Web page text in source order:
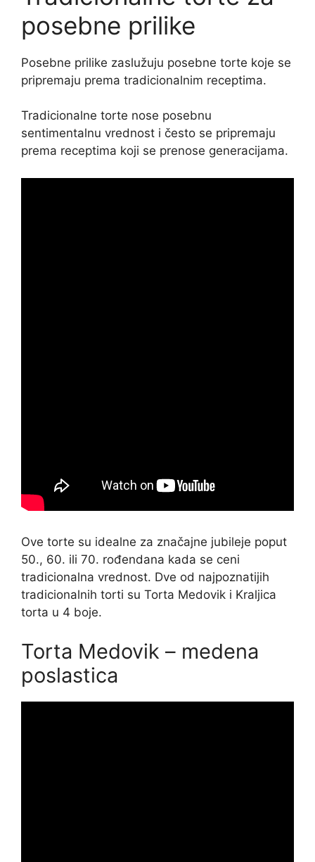
posebne prilike
Posebne prilike zaslužuju posebne torte koje se
pripremaju prema tradicionalnim receptima.
Tradicionalne torte nose posebnu
sentimentalnu vrednost i često se pripremaju
prema receptima koji se prenose generacijama.
Ove torte su idealne za značajne jubileje poput
50., 60. ili 70. rođendana kada se ceni
tradicionalna vrednost. Dve od najpoznatijih
tradicionalnih torti su Torta Medovik i Kraljica
torta u 4 boje.
Torta Medovik – medena
poslastica